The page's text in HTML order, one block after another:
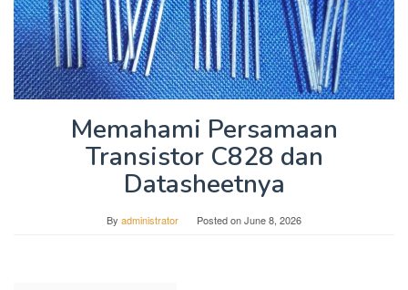
Memahami Persamaan
Transistor C828 dan
Datasheetnya
By administrator Posted onJune 8, 2026